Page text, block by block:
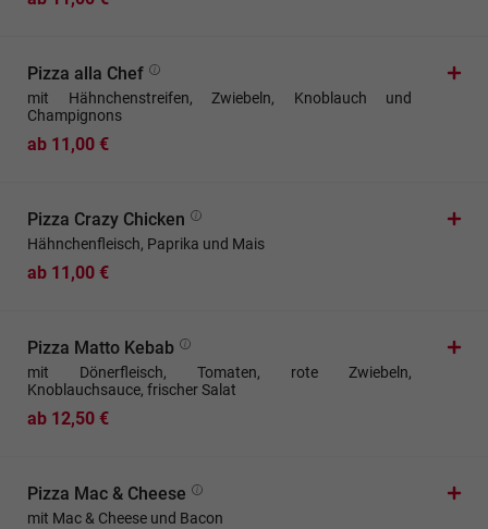
Pizza alla Chef
mit Hähnchenstreifen, Zwiebeln, Knoblauch und
Champignons
ab 11,00 €
Pizza Crazy Chicken
Hähnchenfleisch, Paprika und Mais
ab 11,00 €
Pizza Matto Kebab
mit Dönerfleisch, Tomaten, rote Zwiebeln,
Knoblauchsauce, frischer Salat
ab 12,50 €
Pizza Mac & Cheese
mit Mac & Cheese und Bacon